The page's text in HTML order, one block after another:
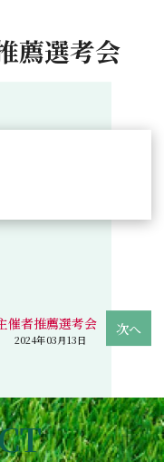
薦選考会
者推薦選考会
2024年03月13日